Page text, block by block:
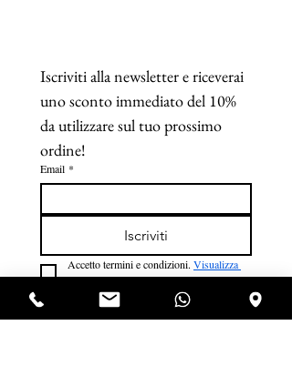
Iscriviti alla newsletter e riceverai
uno sconto immediato del 10%
da utilizzare sul tuo prossimo
ordine!
Email *
Iscriviti
Accetto termini e condizioni. Visualizza
termini d'uso *